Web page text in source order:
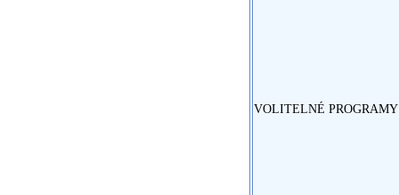
VOLITELNÉ PROGRAMY